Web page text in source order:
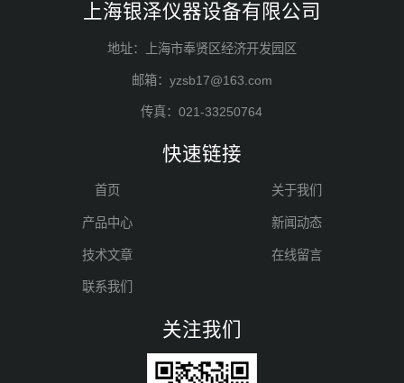
上海银泽仪器设备有限公司
地址：上海市奉贤区经济开发园区
邮箱：yzsb17@163.com
传真：021-33250764
快速链接
首页 关于我们
产品中心 新闻动态
技术文章 在线留言
联系我们
关注我们